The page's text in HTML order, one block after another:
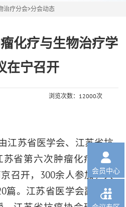
治疗分会>分会动态
化疗与生物治疗学
在宁召开
浏览次数：12000次
江苏省医学会、江苏省抗
省第六次肿瘤化疗与生
召开，300余人参加，共
篇。江苏省医学会副会长

会员中心
